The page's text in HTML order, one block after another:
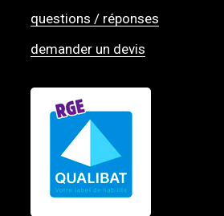
questions / réponses
demander un devis